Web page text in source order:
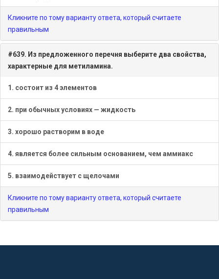
Кликните по тому варианту ответа, который считаете
правильным
#639. Из предложенного перечня выберите два свойства,
характерные для метиламина.
1. состоит из 4 элементов
2. при обычных условиях — жидкость
3. хорошо растворим в воде
4. является более сильным основанием, чем аммиакc
5. взаимодействует с щелочами
Кликните по тому варианту ответа, который считаете
правильным